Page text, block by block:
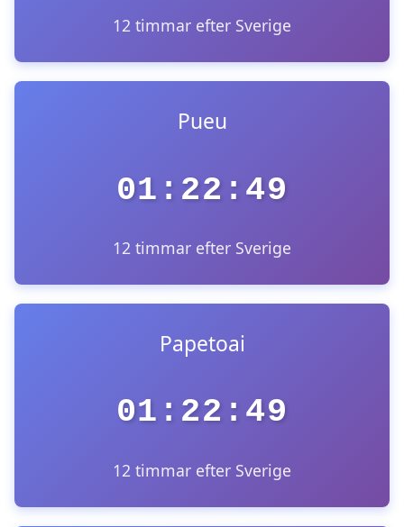
12 timmar efter Sverige
Pueu
01:22:49
12 timmar efter Sverige
Papetoai
01:22:49
12 timmar efter Sverige